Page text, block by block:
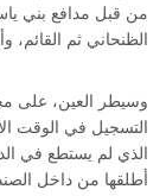
من قبل مدافع بني
الظنحاني ثم القائم،
وسيطر العين، على
التسجيل في الوقت
الذي لم يستطع في
أطلقها من داخل